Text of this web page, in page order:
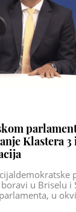
Klastera
u Briselu i
u